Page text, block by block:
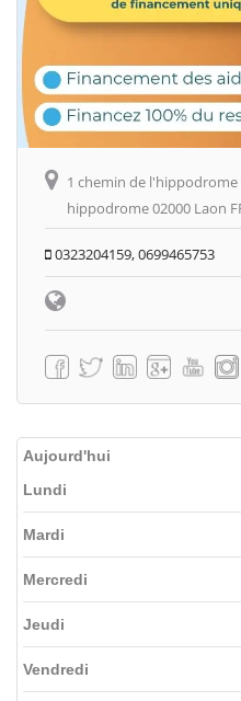
1 chemin de l'hippodrome
hippodrome 02000 Laon
0323204159, 0699465753
Aujourd'hui
Lundi
Mardi
Mercredi
Jeudi
Vendredi